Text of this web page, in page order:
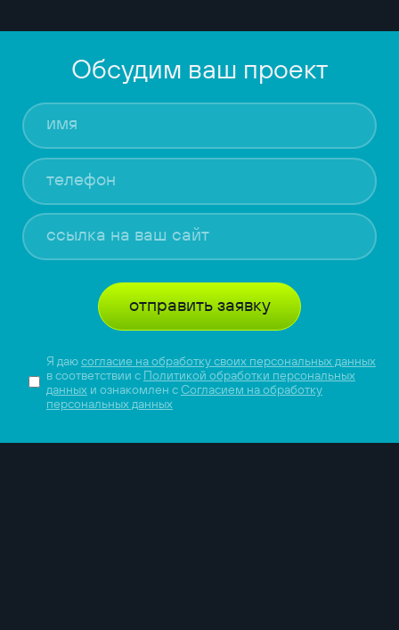
Обсудим ваш проект
отправить заявку
Я даюсогласие на обработку своих персональных данных
в соответствии с Политикой обработки персональных
данныхи ознакомлен сСогласием на обработку
персональных данных